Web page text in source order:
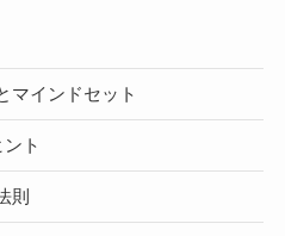
マインドセット
ト
則